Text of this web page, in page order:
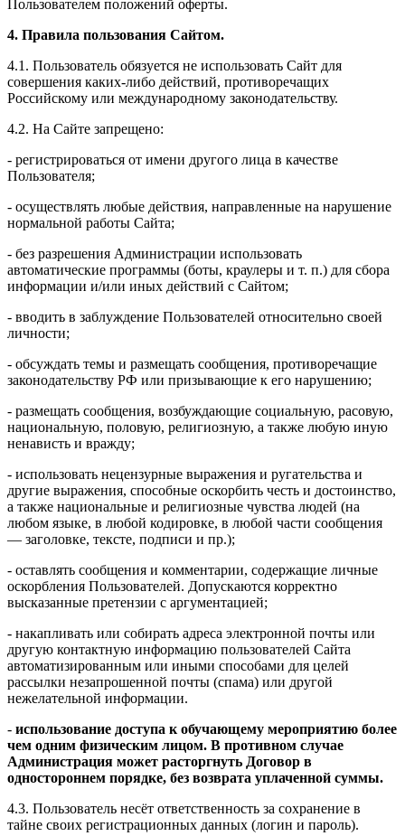
Пользователем положений оферты.
4. Правила пользования Сайтом.
4.1. Пользователь обязуется не использовать Сайт для
совершения каких-либо действий, противоречащих
Российскому или международному законодательству.
4.2. На Сайте запрещено:
- регистрироваться от имени другого лица в качестве
Пользователя;
- осуществлять любые действия, направленные на нарушение
нормальной работы Сайта;
- без разрешения Администрации использовать
автоматические программы (боты, краулеры и т. п.) для сбора
информации и/или иных действий с Сайтом;
- вводить в заблуждение Пользователей относительно своей
личности;
- обсуждать темы и размещать сообщения, противоречащие
законодательству РФ или призывающие к его нарушению;
- размещать сообщения, возбуждающие социальную, расовую,
национальную, половую, религиозную, а также любую иную
ненависть и вражду;
- использовать нецензурные выражения и ругательства и
другие выражения, способные оскорбить честь и достоинство,
а также национальные и религиозные чувства людей (на
любом языке, в любой кодировке, в любой части сообщения
— заголовке, тексте, подписи и пр.);
- оставлять сообщения и комментарии, содержащие личные
оскорбления Пользователей. Допускаются корректно
высказанные претензии с аргументацией;
- накапливать или собирать адреса электронной почты или
другую контактную информацию пользователей Сайта
автоматизированным или иными способами для целей
рассылки незапрошенной почты (спама) или другой
нежелательной информации.
- использование доступа к обучающему мероприятию более
чем одним физическим лицом. В противном случае
Администрация может расторгнуть Договор в
одностороннем порядке, без возврата уплаченной суммы.
4.3. Пользователь несёт ответственность за сохранение в
тайне своих регистрационных данных (логин и пароль).